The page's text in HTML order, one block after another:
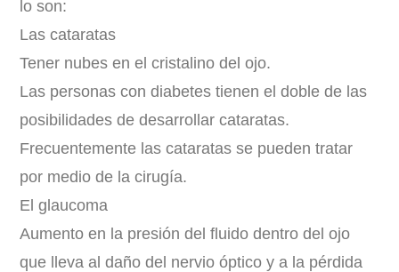
lo son:
Las cataratas
Tener nubes en el cristalino del ojo.
Las personas con diabetes tienen el doble de las
posibilidades de desarrollar cataratas.
Frecuentemente las cataratas se pueden tratar
por medio de la cirugía.
El glaucoma
Aumento en la presión del fluido dentro del ojo
que lleva al daño del nervio óptico y a la pérdida